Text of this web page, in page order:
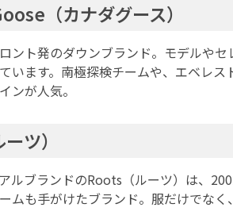
（カナダグース）
ント発のダウンブランド。モデルや
います。南極探検チームや、エベレ
ンが人気。
ツ）
ルブランドのRoots（ルーツ）は、
ムも手がけたブランド。服だけでなく